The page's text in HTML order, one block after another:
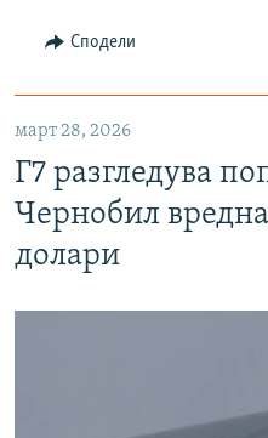
Сподели
март 28, 2026
Г7 разгледува
Чернобил
долари